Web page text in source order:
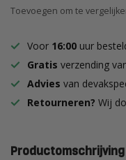
Toevoegen om te
Voor 16:00 uur
Gratis verzending
Advies van
Retourneren? Wij
Productomschrijving